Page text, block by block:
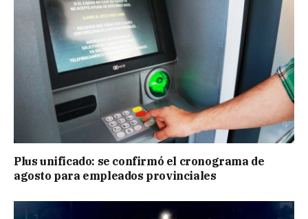
Plus unificado: se confirmó el cronograma de
agosto para empleados provinciales